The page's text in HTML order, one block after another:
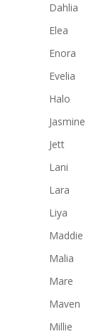
Dahlia
Elea
Enora
Evelia
Halo
Jasmine
Jett
Lani
Lara
Liya
Maddie
Malia
Mare
Maven
Millie